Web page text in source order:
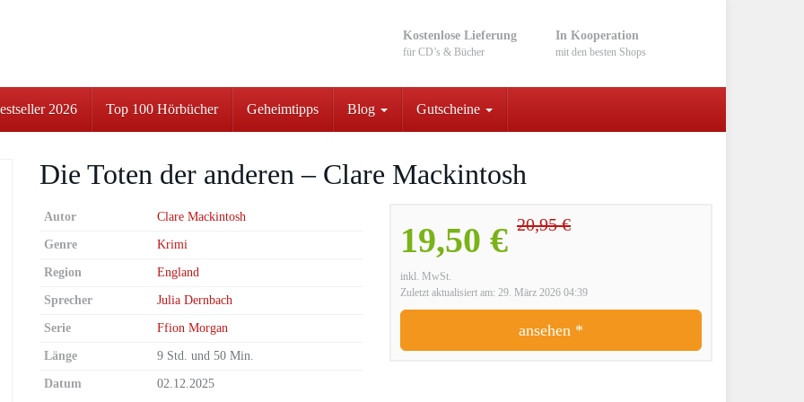
Kostenlose Lieferung
für CD’s & Bücher
In Kooperation
mit den besten Shops
2026 Top 100 Hörbücher Geheimtipps Blog Gutscheine
Die Toten der anderen – Clare Mackintosh
19,50 € 20,95 €
inkl. MwSt.
Zuletzt aktualisiert am: 29. März 2026 04:39
ansehen *
Autor Clare Mackintosh
Genre Krimi
Region England
Sprecher Julia Dernbach
Serie Ffion Morgan
Länge 9 Std. und 50 Min.
Datum 02.12.2025